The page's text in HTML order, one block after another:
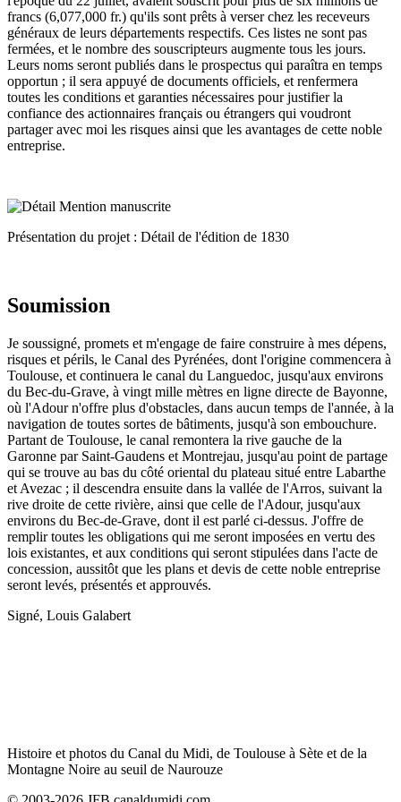
francs (6,077,000 fr.) qu'ils sont prêts à verser chez les receveurs
généraux de leurs départements respectifs. Ces listes ne sont pas
fermées, et le nombre des souscripteurs augmente tous les jours.
Leurs noms seront publiés dans le prospectus qui paraîtra en temps
opportun ; il sera appuyé de documents officiels, et renfermera
toutes les conditions et garanties nécessaires pour justifier la
confiance des actionnaires français ou étrangers qui voudront
partager avec moi les risques ainsi que les avantages de cette noble
entreprise.
Présentation du projet : Détail de l'édition de 1830
Soumission
Je soussigné, promets et m'engage de faire construire à mes dépens,
risques et périls, le Canal des Pyrénées, dont l'origine commencera à
Toulouse, et continuera le canal du Languedoc, jusqu'aux environs
du Bec-du-Grave, à vingt mille mètres en ligne directe de Bayonne,
où l'Adour n'offre plus d'obstacles, dans aucun temps de l'année, à la
navigation de toutes sortes de bâtiments, jusqu'à son embouchure.
Partant de Toulouse, le canal remontera la rive gauche de la
Garonne par Saint-Gaudens et Montrejau, jusqu'au point de partage
qui se trouve au bas du côté oriental du plateau situé entre Labarthe
et Avezac ; il descendra ensuite dans la vallée de l'Arros, suivant la
rive droite de cette rivière, ainsi que celle de l'Adour, jusqu'aux
environs du Bec-de-Grave, dont il est parlé ci-dessus. J'offre de
remplir toutes les obligations qui me seront imposées en vertu des
lois existantes, et aux conditions qui seront stipulées dans l'acte de
concession, aussitôt que les plans et devis de cette noble entreprise
seront levés, présentés et approuvés.
Signé, Louis Galabert
Histoire et photos du Canal du Midi, de Toulouse à Sète et de la
Montagne Noire au seuil de Naurouze